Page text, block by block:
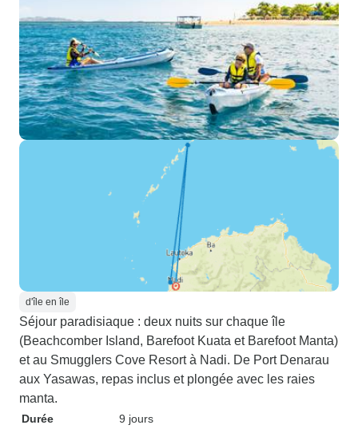
d'île en île
Séjour paradisiaque : deux nuits sur chaque île
(Beachcomber Island, Barefoot Kuata et Barefoot Manta)
et au Smugglers Cove Resort à Nadi. De Port Denarau
aux Yasawas, repas inclus et plongée avec les raies
manta.
Durée
9 jours